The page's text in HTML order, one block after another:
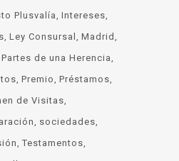
Plusvalía Intereses
Ley Consursal
Madrid
Partes de una Herencia
Premio Préstamos
de Visitas
sociedades
Testamentos